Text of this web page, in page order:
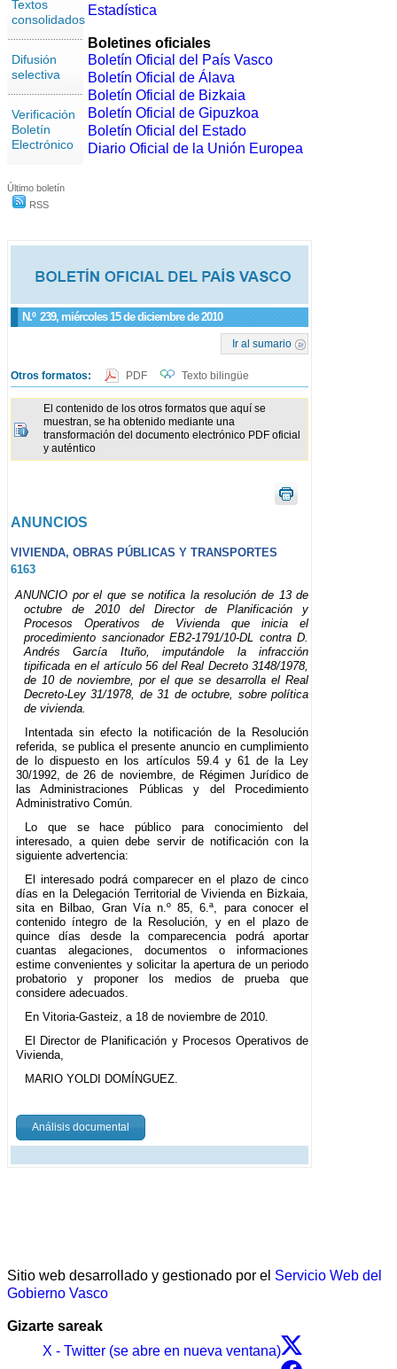
Textos
consolidados
Difusión
selectiva
Verificación
Boletín
Electrónico
Último boletín
RSS
N.º 239, miércoles 15 de diciembre de 2010
Ir al sumario
Otros formatos: PDF Texto bilingüe
El contenido de los otros formatos que aquí se
muestran, se ha obtenido mediante una
transformación del documento electrónico PDF oficial
y auténtico
ANUNCIOS
VIVIENDA, OBRAS PÚBLICAS Y TRANSPORTES
6163
ANUNCIO por el que se notifica la resolución de 13 de
octubre de 2010 del Director de Planificación y
Procesos Operativos de Vivienda que inicia el
procedimiento sancionador EB2-1791/10-DL contra D.
Andrés García Ituño, imputándole la infracción
tipificada en el artículo 56 del Real Decreto 3148/1978,
de 10 de noviembre, por el que se desarrolla el Real
Decreto-Ley 31/1978, de 31 de octubre, sobre política
de vivienda.
Intentada sin efecto la notificación de la Resolución
referida, se publica el presente anuncio en cumplimiento
de lo dispuesto en los artículos 59.4 y 61 de la Ley
30/1992, de 26 de noviembre, de Régimen Jurídico de
las Administraciones Públicas y del Procedimiento
Administrativo Común.
Lo que se hace público para conocimiento del
interesado, a quien debe servir de notificación con la
siguiente advertencia:
El interesado podrá comparecer en el plazo de cinco
días en la Delegación Territorial de Vivienda en Bizkaia,
sita en Bilbao, Gran Vía n.º 85, 6.ª, para conocer el
contenido íntegro de la Resolución, y en el plazo de
quince días desde la comparecencia podrá aportar
cuantas alegaciones, documentos o informaciones
estime convenientes y solicitar la apertura de un periodo
probatorio y proponer los medios de prueba que
considere adecuados.
En Vitoria-Gasteiz, a 18 de noviembre de 2010.
El Director de Planificación y Procesos Operativos de
Vivienda,
MARIO YOLDI DOMÍNGUEZ.
Análisis documental
Estadística
Boletines oficiales
Boletín Oficial del País Vasco
Boletín Oficial de Álava
Boletín Oficial de Bizkaia
Boletín Oficial de Gipuzkoa
Boletín Oficial del Estado
Diario Oficial de la Unión Europea
Sitio web desarrollado y gestionado por el Servicio Web del
Gobierno Vasco
Gizarte sareak
X - Twitter (se abre en nueva ventana)